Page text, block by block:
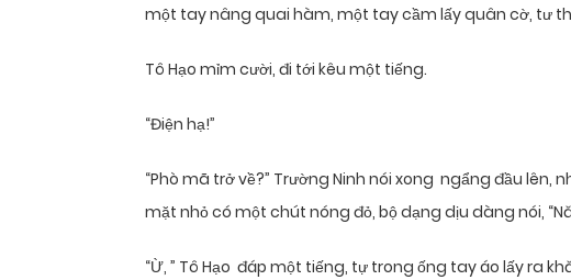
một tay nâng quai hàm, một tay cầm lấy quân cờ, tư
Tô Hạo mỉm cười, đi tới kêu một tiếng.
“Điện hạ!”
“Phò mã trở về?” Trường Ninh nói xong ngẩng đầu lên,
mặt nhỏ có một chút nóng đỏ, bộ dạng dịu dàng nói,
“Ừ, ” Tô Hạo đáp một tiếng, tự trong ống tay áo lấy ra